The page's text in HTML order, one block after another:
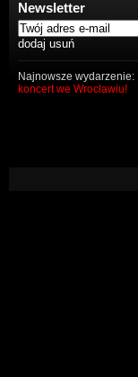
Newsletter
Najnowsze wydarzenie:
koncert we Wrocławiu!